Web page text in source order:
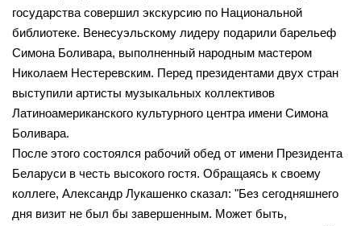
государства совершил экскурсию по Национальной
библиотеке. Венесуэльскому лидеру подарили барельеф
Симона Боливара, выполненный народным мастером
Николаем Нестеревским. Перед президентами двух стран
выступили артисты музыкальных коллективов
Латиноамериканского культурного центра имени Симона
Боливара.
После этого состоялся рабочий обед от имени Президента
Беларуси в честь высокого гостя. Обращаясь к своему
коллеге, Александр Лукашенко сказал: "Без сегодняшнего
дня визит не был бы завершенным. Может быть,